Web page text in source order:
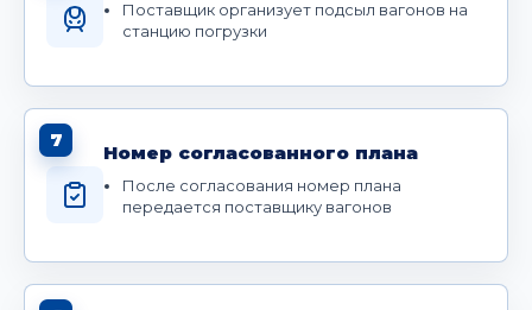
Поставщик организует подсыл вагонов на
станцию погрузки
7
Номер согласованного плана
После согласования номер плана
передается поставщику вагонов